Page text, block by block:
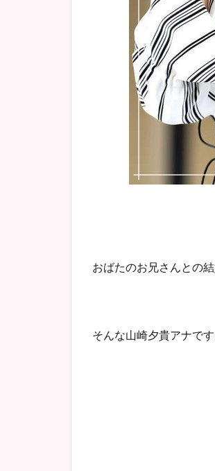
おばたのお兄さんとの
そんな山崎夕貴アナで